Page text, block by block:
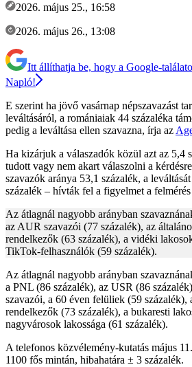
2026. május 25., 16:58
2026. május 26., 13:08
Itt állíthatja be, hogy a Google-
Napló!
E szerint ha jövő vasárnap népszavazást
leváltásáról, a romániaiak 44 százaléka
pedig a leváltása ellen szavazna, írja az
Ha kizárjuk a válaszadók közül azt az 5,4
tudott vagy nem akart válaszolni a
szavazók aránya 53,1 százalék, a
százalék – hívták fel a figyelmet a
Az átlagnál nagyobb arányban
az AUR szavazói (77 százalék), az
rendelkezők (63 százalék), a vidéki
TikTok-felhasználók (59 százalék).
Az átlagnál nagyobb arányban
a PNL (86 százalék), az USR (86
szavazói, a 60 éven felüliek (59 százalék),
rendelkezők (73 százalék), a bukaresti
nagyvárosok lakossága (61 százalék).
A telefonos közvélemény-kutatás május
1100 fős mintán, hibahatára ± 3 százalék.